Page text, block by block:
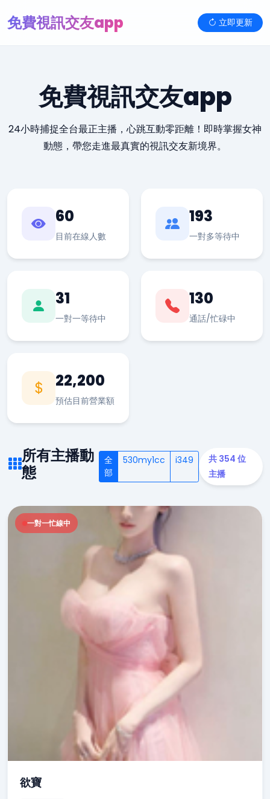
免費視訊交友app 立即更新
免費視訊交友app
24小時捕捉全台最正主播，心跳互動零距離！即時掌握女神
動態，帶您走進最真實的視訊交友新境界。
60
目前在線人數
193
一對多等待中
31
一對一等待中
130
通話/忙碌中
22,200
預估目前營業額
所有主播動
態
全
部
530my1cc i349
共 354 位
主播
一對一忙線中
欲寶